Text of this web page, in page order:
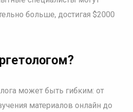
больше, достигая $2000
может быть гибким: от
материалов онлайн до